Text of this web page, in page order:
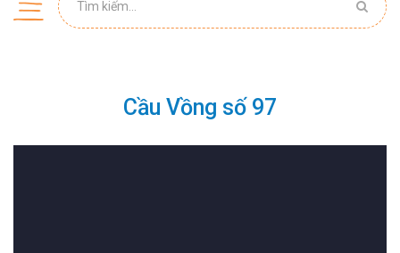
Cầu Vồng số 97